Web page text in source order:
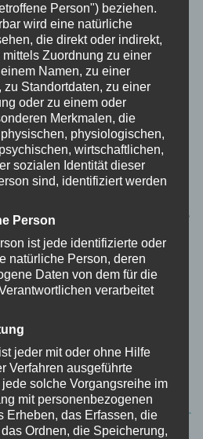
und Website in diesem
Kommentar
zur Kenntnis
Fotonachweise
Person") beziehen.
wird eine natürliche
die direkt oder indirekt,
Zuordnung zu einer
Namen, zu einer
zu Standortdaten, zu einer
oder zu einem oder
Merkmalen, die
physiologischen,
wirtschaftlichen,
sozialen Identität dieser
sind, identifiziert werden
Person
ist jede identifizierte oder
natürliche Person, deren
Daten von dem für die
verarbeitet
jeder mit oder ohne Hilfe
Verfahren ausgeführte
solche Vorgangsreihe im
mit personenbezogenen
Erheben, das Erfassen, die
Ordnen, die Speicherung,